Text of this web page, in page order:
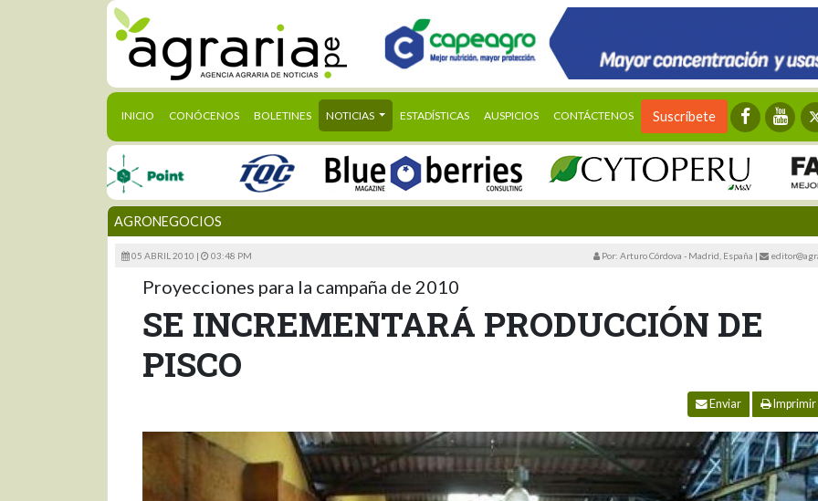
INICIO (CURRENT)
CONÓCENOS BOLETINES NOTICIAS ESTADÍSTICAS AUSPICIOS CONTÁCTENOS Suscríbete
AGRONEGOCIOS
05 ABRIL 2010 | 03:48 PM Por: Arturo Córdova - Madrid, España |
Proyecciones para la campaña de 2010
SE INCREMENTARÁ PRODUCCIÓN DE
PISCO
Enviar Imprimir